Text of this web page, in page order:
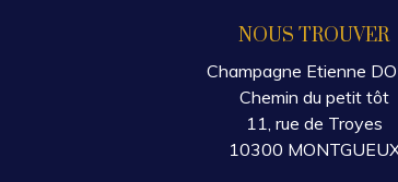
NOUS TROUVER
Champagne Etienne
Chemin du petit tôt
11, rue de Troyes
10300